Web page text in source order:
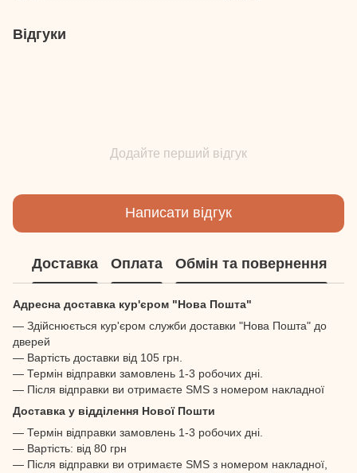
Відгуки
Додайте перший відгук
Написати відгук
Доставка Оплата Обмін та повернення
Адресна доставка кур'єром "Нова Пошта"
— Здійснюється кур'єром служби доставки "Нова Пошта" до
дверей
— Вартість доставки від 105 грн.
— Термін відправки замовлень 1-3 робочих дні.
— Після відправки ви отримаєте SMS з номером накладної
Доставка у відділення Нової Пошти
— Термін відправки замовлень 1-3 робочих дні.
— Вартість: від 80 грн
— Після відправки ви отримаєте SMS з номером накладної,